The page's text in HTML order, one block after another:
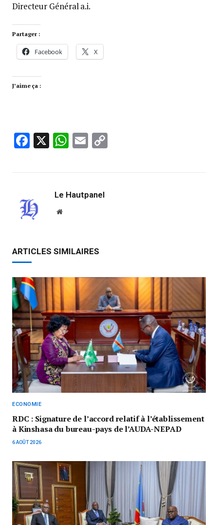
Directeur Général a.i.
Partager :
Facebook X
J’aime ça :
Facebook
X WhatsApp
Email
Le Hautpanel
Website
ARTICLES SIMILAIRES
ECONOMIE
RDC : Signature de l’accord relatif à l’établissement
à Kinshasa du bureau-pays de l’AUDA-NEPAD
6 AOÛT 2026